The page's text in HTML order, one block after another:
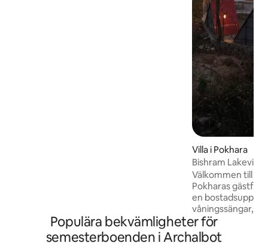
Villa i Pokhara
Bishram Lakeview
Välkommen till
Pokharas
en
våningssängar,
värdesätter
Varje privat villa
planlösning med
Populära bekvämligheter för
semesterboenden i Archalbot